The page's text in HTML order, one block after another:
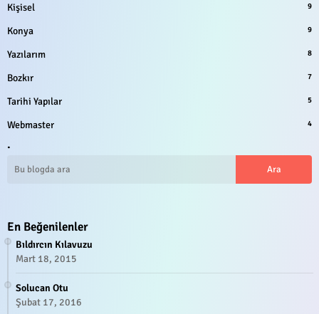
Kişisel 9
Konya 9
Yazılarım 8
Bozkır 7
Tarihi Yapılar 5
Webmaster 4
.
En Beğenilenler
Bıldırcın Kılavuzu
Mart 18, 2015
Solucan Otu
Şubat 17, 2016